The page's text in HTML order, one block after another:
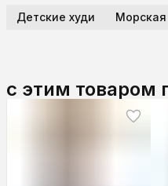
Детские худи
с этим товаром